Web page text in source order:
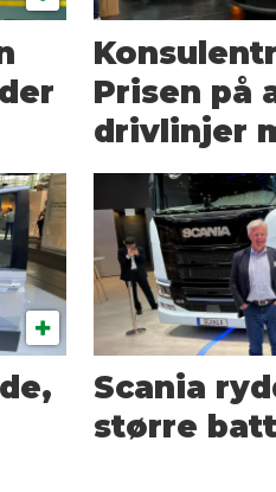
Prisen på
drivlinjer
Scania
større